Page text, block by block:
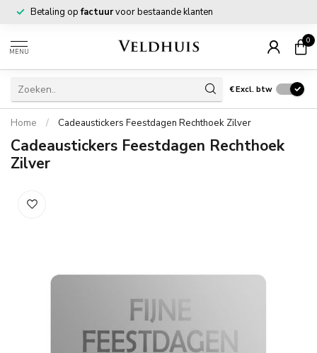
Betaling opfactuurvoor bestaande klanten
MENU
0
€Excl. btw
Home / Cadeaustickers Feestdagen Rechthoek Zilver
Cadeaustickers Feestdagen Rechthoek
Zilver